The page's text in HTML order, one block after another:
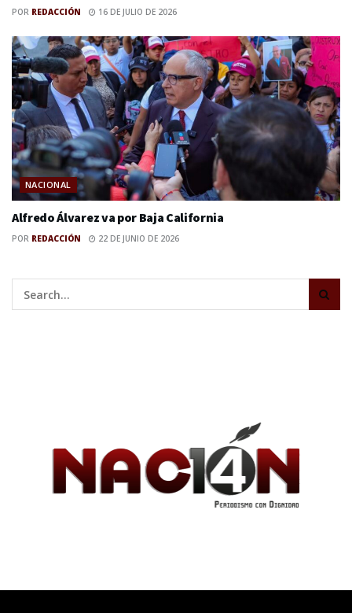
POR REDACCIÓN 16 DE JULIO DE 2026
NACIONAL
Alfredo Álvarez va por Baja California
POR REDACCIÓN 22 DE JUNIO DE 2026